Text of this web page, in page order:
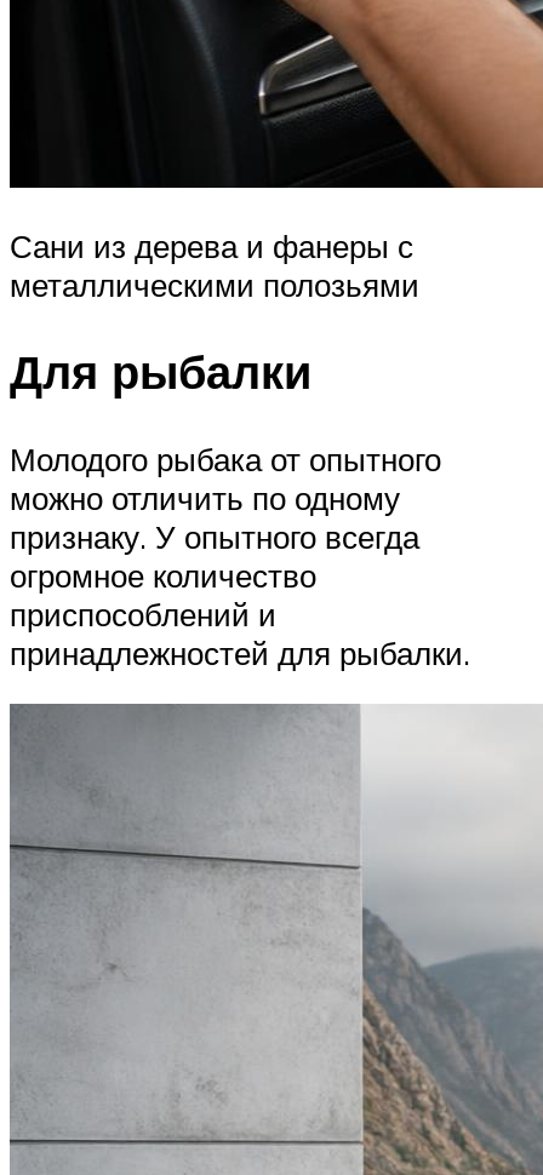
Сани из дерева и фанеры с
металлическими полозьями
Для рыбалки
Молодого рыбака от опытного
можно отличить по одному
признаку. У опытного всегда
огромное количество
приспособлений и
принадлежностей для рыбалки.